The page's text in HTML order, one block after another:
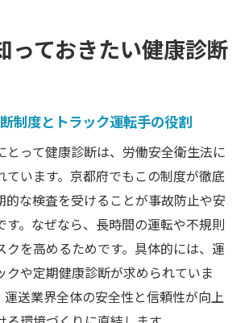
っておきたい健康診断
制度とトラック運転手の役割
とって健康診断は、労働安全衛生法に
ています。京都府でもこの制度が徹底
的な検査を受けることが事故防止や安
す。なぜなら、長時間の運転や不規則
クを高めるためです。具体的には、運
クや定期健康診断が求められていま
運送業界全体の安全性と信頼性が向上